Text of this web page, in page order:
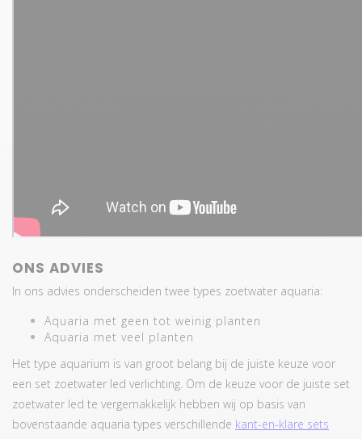
ONS ADVIES
In ons advies onderscheiden twee types zoetwater aquaria:
Aquaria met geen tot weinig planten
Aquaria met veel planten
Het type aquarium is van groot belang bij de juiste keuze voor
een set zoetwater led verlichting. Om de keuze voor de juiste set
zoetwater led te vergemakkelijk hebben wij op basis van
bovenstaande aquaria types verschillende kant-en-klare sets